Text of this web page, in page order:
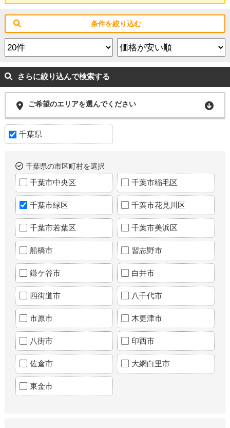
条件を絞り込む
さらに絞り込んで検索する
ご希望のエリアを選んでください
千葉県
千葉県の市区町村を選択
千葉市中央区 千葉市稲毛区
千葉市緑区 千葉市花見川区
千葉市若葉区 千葉市美浜区
船橋市 習志野市
鎌ケ谷市 白井市
四街道市 八千代市
市原市 木更津市
八街市 印西市
佐倉市 大網白里市
東金市